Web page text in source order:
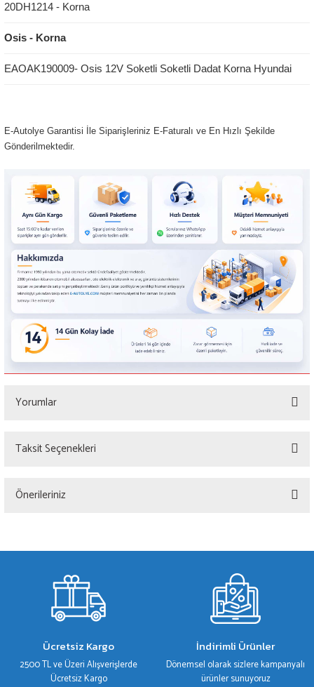
20DH1214 - Korna
Osis - Korna
EAOAK190009- Osis 12V Soketli Soketli Dadat Korna Hyundai
E-Autolye Garantisi İle Siparişleriniz E-Faturalı ve En Hızlı Şekilde
Gönderilmektedir.
Yorumlar
Taksit Seçenekleri
Önerileriniz
gördüğünüz noktaları öneri formunu kullanarak tarafımıza iletebilirsiniz.
Ürün resmi kalitesiz, bozuk veya görüntülenemiyor.
Ürün açıklamasında eksik bilgiler bulunuyor.
Ürün fiyatı diğer sitelerden daha pahalı.
Bu ürüne benzer farklı alternatifler olmalı.
Ücretsiz Kargo
2500 TL ve Üzeri Alışverişlerde
Ücretsiz Kargo
İndirimli Ürünler
Dönemsel olarak sizlere kampanyalı
ürünler sunuyoruz